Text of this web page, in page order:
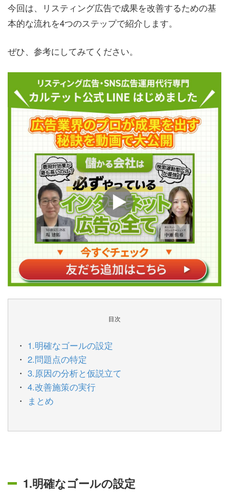
今回は、リスティング広告で成果を改善するための基
本的な流れを4つのステップで紹介します。
ぜひ、参考にしてみてください。
目次
1.明確なゴールの設定
2.問題点の特定
3.原因の分析と仮説立て
4.改善施策の実行
まとめ
1.明確なゴールの設定